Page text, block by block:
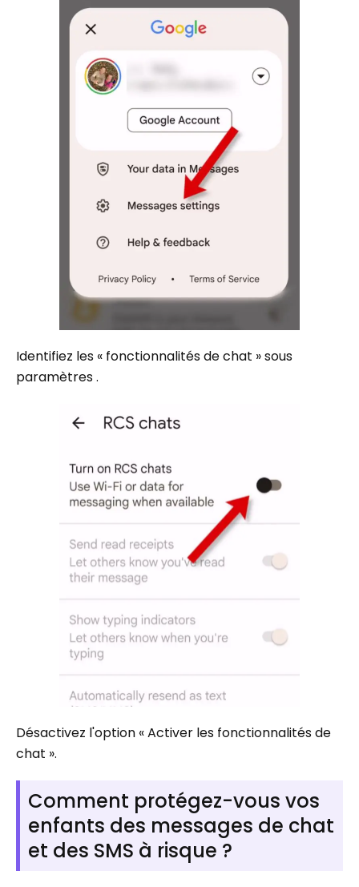
Identifiez les « fonctionnalités de chat » sous
paramètres .
Désactivez l'option « Activer les fonctionnalités de
chat ».
Comment protégez-vous vos
enfants des messages de chat
et des SMS à risque ?